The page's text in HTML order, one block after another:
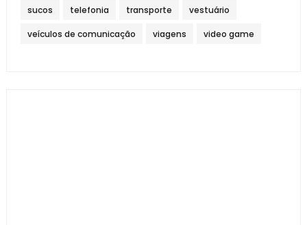
sucos telefonia transporte vestuário
veículos de comunicação viagens video game